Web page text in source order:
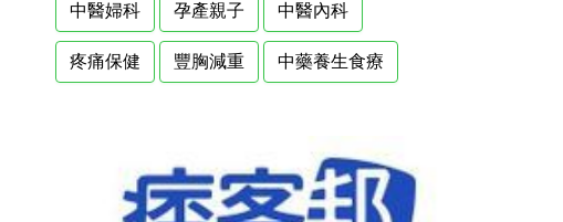
中醫婦科 孕產親子 中醫內科
疼痛保健 豐胸減重 中藥養生食療